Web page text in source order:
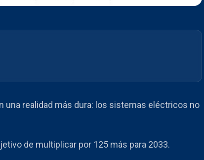
realidad más dura: los sistemas eléctricos no
de multiplicar por 125 más para 2033.